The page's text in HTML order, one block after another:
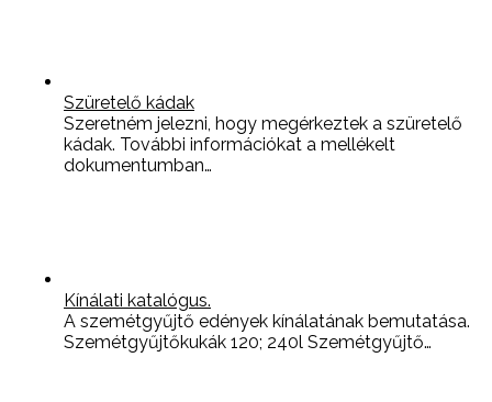
Szüretelő kádak
Szeretném jelezni, hogy megérkeztek a szüretelő
kádak. További információkat a mellékelt
dokumentumban…
Kínálati katalógus.
A szemétgyűjtő edények kínálatának bemutatása.
Szemétgyűjtőkukák 120; 240l Szemétgyűjtő…